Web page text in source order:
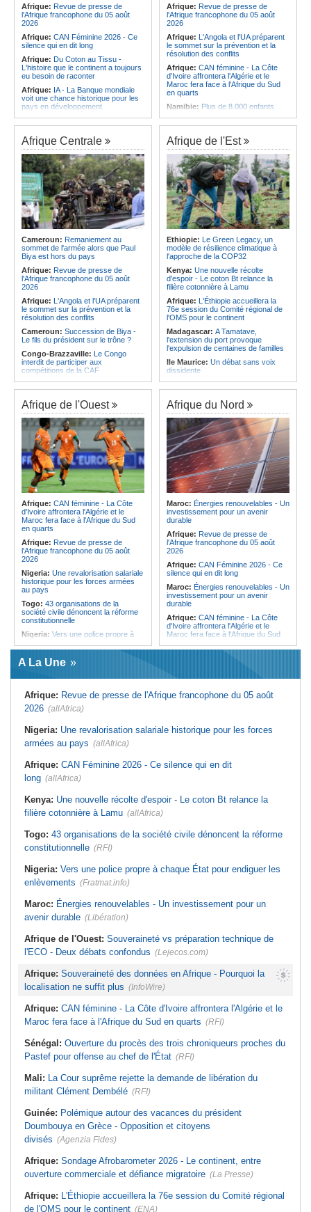
Afrique: Revue de presse de
l'Afrique francophone du 05 août
2026
Afrique: CAN Féminine 2026 - Ce
silence qui en dit long
Afrique: Du Coton au Tissu -
L'histoire que le continent a toujours
eu besoin de raconter
Afrique: IA - La Banque mondiale
voit une chance historique pour les
pays en développement
Afrique:L'Angola et l'UA préparent
le sommet sur la prévention et la
résolution des conflits
Afrique:CAN féminine - La Côte
d'Ivoire affrontera l'Algérie et le
Maroc fera face à l'Afrique du Sud
en quarts
Afrique:Découverte d'un
champignon tueur de la chenille
légionnaire africaine
Afrique:Sondage Afrobarometer
2026 - Le continent, entre ouverture
commerciale et défiance migratoire
Afrique:L'Éthiopie accueillera la
76e session du Comité régional de
l'OMS pour le continent
Afrique: Revue de presse de
l'Afrique francophone du 05 août
2026
Afrique: L'Angola et l'UA préparent
le sommet sur la prévention et la
résolution des conflits
Afrique: CAN féminine - La Côte
d'Ivoire affrontera l'Algérie et le
Maroc fera face à l'Afrique du Sud
en quarts
Namibie: Plus de 8.000 enfants
Angola:Le Brent ouvre à 78,82
dollars le baril
Angola:Une commission présente
son plan d'intervention en cas de
catastrophe à Huambo
Angola:L'IDF renforce l'application
de la loi pour préserver la faune
sauvage
Angola:Les chasseurs angolais
préconisent la numérisation du
registre et des licences
Angola:Des coopératives de
pêche reçoivent des bateaux à
Soyo
Afrique Centrale
Cameroun: Remaniement au
sommet de l'armée alors que Paul
Biya est hors du pays
Afrique: Revue de presse de
l'Afrique francophone du 05 août
2026
Afrique: L'Angola et l'UA préparent
le sommet sur la prévention et la
résolution des conflits
Cameroun: Succession de Biya -
Le fils du président sur le trône ?
Congo-Brazzaville: Le Congo
interdit de participer aux
compétitions de la CAF
Congo-Kinshasa:Ebola - Contre le
variant Bundibugyo, plusieurs
essais lancés mais aucun traitement
encore validé
Cameroun:Plusieurs
ressortissants expulsés des États-
Unis redoutent un retour dans leur
pays
Congo-Kinshasa:Un bateau avec
une suspicion d'Ebola intercepté
avant son arrivée à Kinshasa
Cameroun:Une campagne de
sensibilisation menée dans les
aéroports contre le trafic d'espèces
protégées
Congo-Kinshasa:
d'Ebola ne montre aucun signe de
ralentissement »
Afrique de l'Est
Ethiopie: Le Green Legacy, un
modèle de résilience climatique à
l'approche de la COP32
Kenya: Une nouvelle récolte
d'espoir - Le coton Bt relance la
filière cotonnière à Lamu
Afrique: L'Éthiopie accueillera la
76e session du Comité régional de
l'OMS pour le continent
Madagascar: A Tamatave,
l'extension du port provoque
l'expulsion de centaines de familles
Ile Maurice: Un débat sans voix
dissidente
Ile Maurice:Révision des frais de la
FSC - La crainte d'un coup de froid
sur la compétitivité
Ile Maurice:Fayzal Ally Beegun
dénonce des interpellations «sans
dignité»
Ile Maurice:Migration - Le pays
face au défi de la main-d'oeuvre de
demain
Ile Maurice:Plus d'émissions,
moins d'eau, toujours accro aux
fossiles - Le bilan climatique dans le
rouge
Ile Maurice:Le pays et l'Arabie
saoudite renforcent leur coopération
Afrique de l'Ouest
Afrique: CAN féminine - La Côte
d'Ivoire affrontera l'Algérie et le
Maroc fera face à l'Afrique du Sud
en quarts
Afrique: Revue de presse de
l'Afrique francophone du 05 août
2026
Nigeria: Une revalorisation salariale
historique pour les forces armées
au pays
Togo: 43 organisations de la
société civile dénoncent la réforme
constitutionnelle
Nigeria: Vers une police propre à
enlèvements
Afrique de l'Ouest:
Deux débats confondus
Afrique:CAN féminine - La Côte
d'Ivoire affrontera l'Algérie et le
Maroc fera face à l'Afrique du Sud
Sénégal:Ouverture du procès des
trois chroniqueurs proches du
Pastef pour offense au chef de l'État
Mali:La Cour suprême rejette la
demande de libération du militant
Clément Dembélé
Cameroun:
Succession de Biya -
Le fils du président sur le trône ?
Afrique du Nord
Maroc: Énergies renouvelables - Un
investissement pour un avenir
durable
Afrique: Revue de presse de
l'Afrique francophone du 05 août
2026
Afrique: CAN Féminine 2026 - Ce
silence qui en dit long
Maroc: Énergies renouvelables - Un
investissement pour un avenir
durable
Afrique: CAN féminine - La Côte
d'Ivoire affrontera l'Algérie et le
Maroc fera face à l'Afrique du Sud
endémique à Radès oblige le
avoir prévenu l'Espagne des risques
avant la crise migratoire
Maroc: Alpinisme - À 15 ans, le
A La Une
Afrique: Revue de presse de l'Afrique francophone du 05 août
2026 (allAfrica)
Nigeria: Une revalorisation salariale historique pour les forces
armées au pays (allAfrica)
Afrique: CAN Féminine 2026 - Ce silence qui en dit
long (allAfrica)
Kenya: Une nouvelle récolte d'espoir - Le coton Bt relance la
filière cotonnière à Lamu (allAfrica)
Togo: 43 organisations de la société civile dénoncent la réforme
constitutionnelle (RFI)
Nigeria: Vers une police propre à chaque État pour endiguer les
enlèvements (Fratmat.info)
Maroc: Énergies renouvelables - Un investissement pour un
avenir durable (Libération)
Afrique de l'Ouest: Souveraineté vs préparation technique de
l'ECO - Deux débats confondus (Lejecos.com)
Afrique: Souveraineté des données en Afrique - Pourquoi la
localisation ne suffit plus (InfoWire)
Afrique: CAN féminine - La Côte d'Ivoire affrontera l'Algérie et le
Maroc fera face à l'Afrique du Sud en quarts (RFI)
Sénégal: Ouverture du procès des trois chroniqueurs proches du
Pastef pour offense au chef de l'État (RFI)
Mali: La Cour suprême rejette la demande de libération du
militant Clément Dembélé (RFI)
Guinée: Polémique autour des vacances du président
Doumbouya en Grèce - Opposition et citoyens
divisés (Agenzia Fides)
Afrique: Sondage Afrobarometer 2026 - Le continent, entre
ouverture commerciale et défiance migratoire (La Presse)
Afrique: L'Éthiopie accueillera la 76e session du Comité régional
de l'OMS pour le continent (ENA)